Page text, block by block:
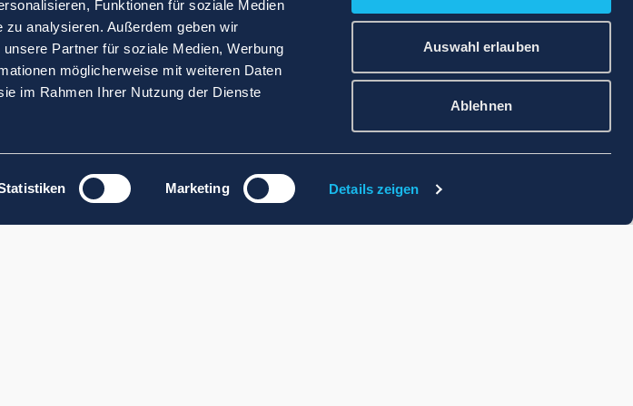
Funktionen für soziale Medien
analysieren. Außerdem geben wir
Partner für soziale Medien, Werbung
möglicherweise mit weiteren Daten
im Rahmen Ihrer Nutzung der Dienste
Marketing Details zeigen
Auswahl erlauben
Ablehnen